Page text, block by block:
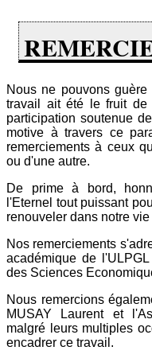
Nous ne pouvons
travail ait été le fruit de
participation soutenue
motive à travers ce
remerciements à ceux
ou d'une autre.
De prime à bord,
l'Eternel tout puissant
renouveler dans notre
Nos remerciements
académique de
des Sciences
Nous remercions
MUSAY Laurent et
malgré leurs multiples
encadrer ce travail.